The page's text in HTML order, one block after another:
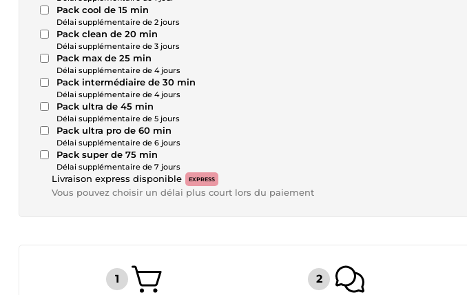
Pack cool de 15 min
Délai supplémentaire de 2 jours
Pack clean de 20 min
Délai supplémentaire de 3 jours
Pack max de 25 min
Délai supplémentaire de 4 jours
Pack intermédiaire de 30 min
Délai supplémentaire de 4 jours
Pack ultra de 45 min
Délai supplémentaire de 5 jours
Pack ultra pro de 60 min
Délai supplémentaire de 6 jours
Pack super de 75 min
Délai supplémentaire de 7 jours
Livraison express disponible EXPRESS
Vous pouvez choisir un délai plus court lors du paiement